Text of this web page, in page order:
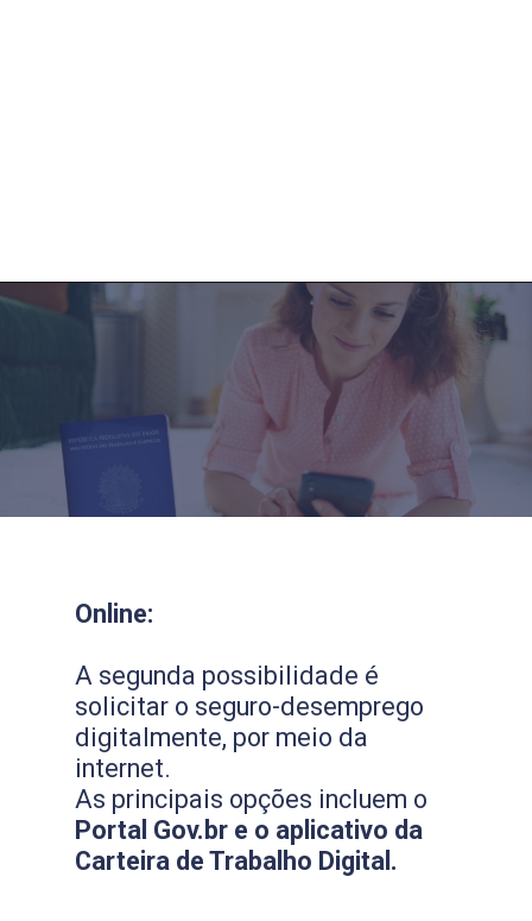
Online:
A segunda possibilidade é
solicitar o seguro-desemprego
digitalmente, por meio da
internet.
As principais opções incluem o
Portal Gov.br e o aplicativo da
Carteira de Trabalho Digital.